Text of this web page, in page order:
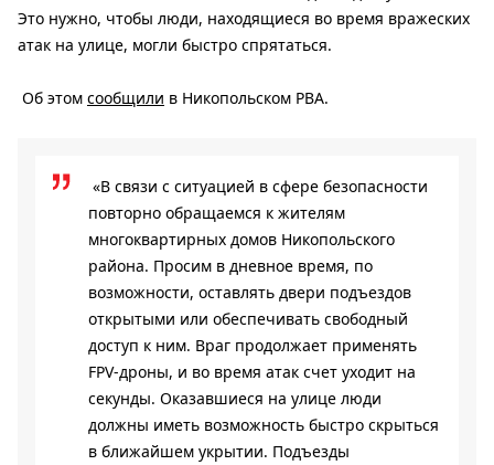
Это нужно, чтобы люди, находящиеся во время вражеских
атак на улице, могли быстро спрятаться.
Об этом сообщили в Никопольском РВА.
«В связи с ситуацией в сфере безопасности
повторно обращаемся к жителям
многоквартирных домов Никопольского
района. Просим в дневное время, по
возможности, оставлять двери подъездов
открытыми или обеспечивать свободный
доступ к ним. Враг продолжает применять
FPV-дроны, и во время атак счет уходит на
секунды. Оказавшиеся на улице люди
должны иметь возможность быстро скрыться
в ближайшем укрытии. Подъезды